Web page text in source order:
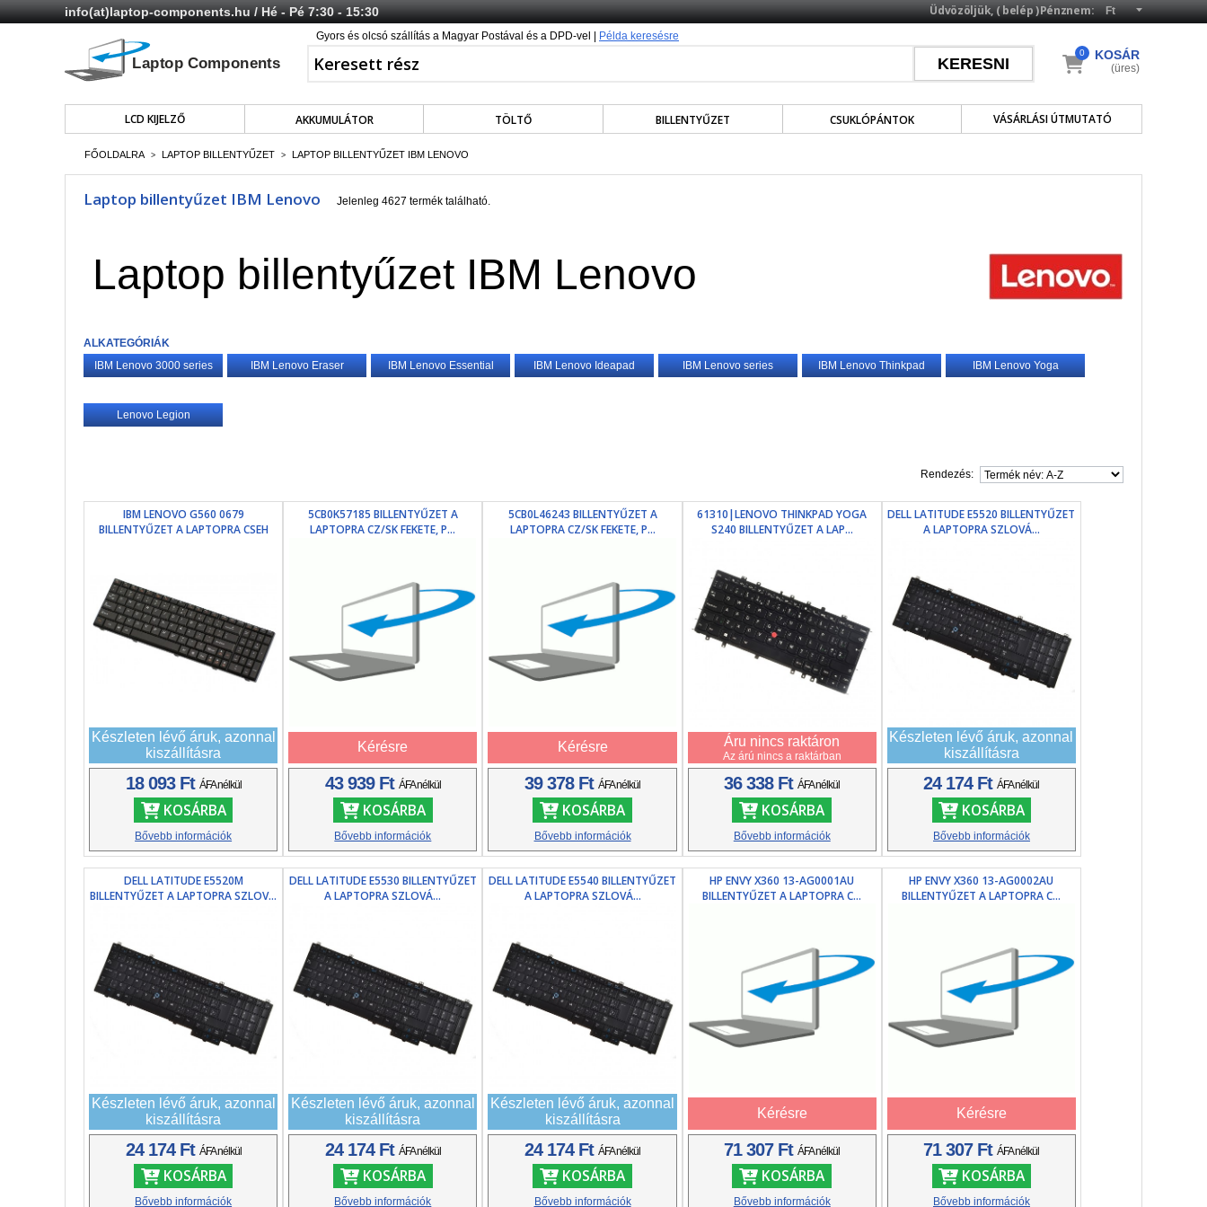
info(at)laptop-components.hu/ Hé - Pé 7:30 - 15:30 Pénznem:
Üdvözöljük, (belép)
Gyors és olcsó szállítás a Magyar Postával és a DPD-vel | Példa keresésre
LCD KIJELZŐ AKKUMULÁTOR TÖLTŐ BILLENTYŰZET CSUKLÓPÁNTOK VÁSÁRLÁSI ÚTMUTATÓ
KOSÁR
0
(üres)
FŐOLDALRA > LAPTOP BILLENTYŰZET > LAPTOP BILLENTYŰZET IBM LENOVO
Laptop billentyűzet IBM Lenovo Jelenleg 4627 termék található.
Laptop billentyűzet IBM Lenovo
ALKATEGÓRIÁK
IBM Lenovo 3000 series
IBM Lenovo Eraser IBM Lenovo Essential IBM Lenovo Ideapad IBM Lenovo series IBM Lenovo Thinkpad IBM Lenovo Yoga
Lenovo Legion
Rendezés:
IBM LENOVO G560 0679
BILLENTYŰZET A LAPTOPRA CSEH
Készleten lévő áruk, azonnal
kiszállításra
18 093 Ft ÁFA nélkül
KOSÁRBA
Bővebb információk
5CB0K57185 BILLENTYŰZET A
LAPTOPRA CZ/SK FEKETE, P...
Kérésre
43 939 Ft ÁFA nélkül
KOSÁRBA
Bővebb információk
5CB0L46243 BILLENTYŰZET A
LAPTOPRA CZ/SK FEKETE, P...
Kérésre
39 378 FtÁFA nélkül
KOSÁRBA
Bővebb információk
61310|LENOVO THINKPAD YOGA
S240 BILLENTYŰZET A LAP...
Áru nincs raktáron
Az árú nincs a raktárban
36 338 FtÁFA nélkül
KOSÁRBA
Bővebb információk
DELL LATITUDE E5520 BILLENTYŰZET
A LAPTOPRA SZLOVÁ...
Készleten lévő áruk, azonnal
kiszállításra
24 174 FtÁFA nélkül
KOSÁRBA
Bővebb információk
DELL LATITUDE E5520M
BILLENTYŰZET A LAPTOPRA SZLOV...
Készleten lévő áruk, azonnal
kiszállításra
24 174 Ft ÁFA nélkül
KOSÁRBA
Bővebb információk
DELL LATITUDE E5530 BILLENTYŰZET
A LAPTOPRA SZLOVÁ...
Készleten lévő áruk, azonnal
kiszállításra
24 174 Ft ÁFA nélkül
KOSÁRBA
Bővebb információk
DELL LATITUDE E5540 BILLENTYŰZET
A LAPTOPRA SZLOVÁ...
Készleten lévő áruk, azonnal
kiszállításra
24 174 FtÁFA nélkül
KOSÁRBA
Bővebb információk
HP ENVY X360 13-AG0001AU
BILLENTYŰZET A LAPTOPRA C...
Kérésre
71 307 FtÁFA nélkül
KOSÁRBA
Bővebb információk
HP ENVY X360 13-AG0002AU
BILLENTYŰZET A LAPTOPRA C...
Kérésre
71 307 FtÁFA nélkül
KOSÁRBA
Bővebb információk